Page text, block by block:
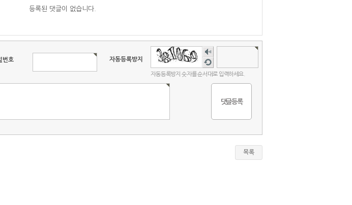
등록된 댓글이 없습니다.
번호 자동등록방지
숫자
음성
듣기
새로
고침
자동등록방지 숫자를 순서대로 입력하세요.
목록